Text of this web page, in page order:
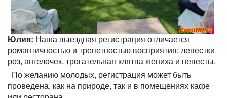
Юлия: Наша выездная регистрация отличается
романтичностью и трепетностью восприятия: лепестки
роз, ангелочек, трогательная клятва жениха и невесты.
По желанию молодых, регистрация может быть
проведена, как на природе, так и в помещениях кафе